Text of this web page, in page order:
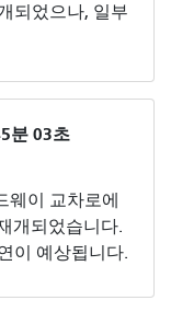
되었으나, 일부
분 03초
웨이 교차로에
개되었습니다.
이 예상됩니다.